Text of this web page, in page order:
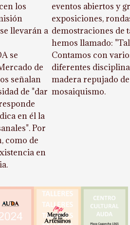
los
llevarán a
se
de
señalan
de "dar
en él la
Por
como de
en
eventos abiertos y
exposiciones,
demostraciones de
hemos llamado:
Contamos con
diferentes
madera repujado
mosaiquismo.